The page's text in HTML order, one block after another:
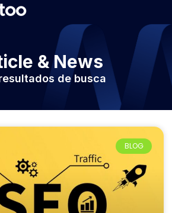
& News
de busca
BLOG